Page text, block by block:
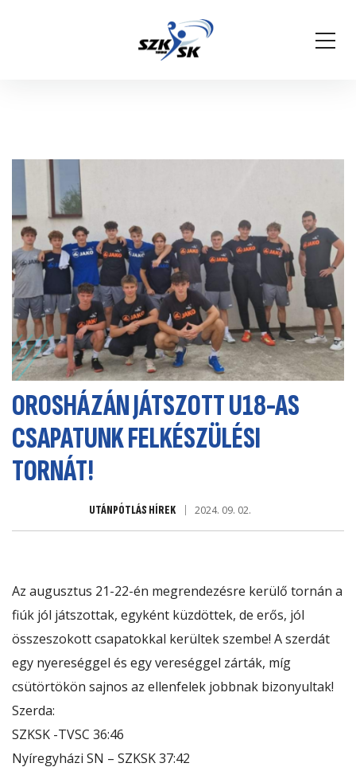
OROSHÁZÁN JÁTSZOTT U18-AS
CSAPATUNK FELKÉSZÜLÉSI
TORNÁT!
UTÁNPÓTLÁS HÍREK 2024. 09. 02.
Az augusztus 21-22-én megrendezésre kerülő tornán a
fiúk jól játszottak, egyként küzdöttek, de erős, jól
összeszokott csapatokkal kerültek szembe! A szerdát
egy nyereséggel és egy vereséggel zárták, míg
csütörtökön sajnos az ellenfelek jobbnak bizonyultak!
Szerda:
SZKSK -TVSC 36:46
Nyíregyházi SN – SZKSK 37:42